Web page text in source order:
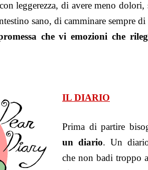
leggerezza, di avere meno
sano, di camminare sempre
che vi emozioni che
IL DIARIO
Prima di partire
un diario. Un
che non badi troppo